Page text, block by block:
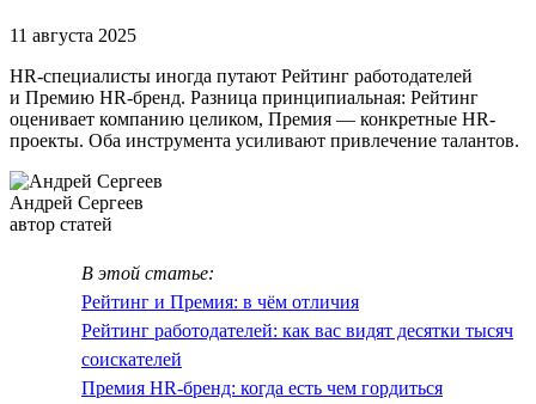
11 августа 2025
HR-специалисты иногда путают Рейтинг работодателей
и Премию HR-бренд. Разница принципиальная: Рейтинг
оценивает компанию целиком, Премия — конкретные HR-
проекты. Оба инструмента усиливают привлечение талантов.
Андрей Сергеев
автор статей
В этой статье:
Рейтинг и Премия: в чём отличия
Рейтинг работодателей: как вас видят десятки тысяч
соискателей
Премия HR-бренд: когда есть чем гордиться